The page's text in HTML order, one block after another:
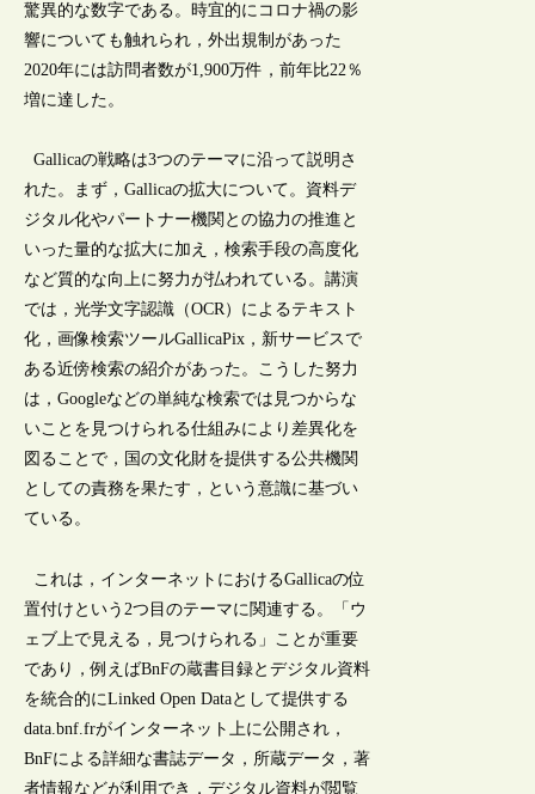
驚異的な数字である。時宜的にコロナ禍の影
響についても触れられ，外出規制があった
2020年には訪問者数が1,900万件，前年比22％
増に達した。
Gallicaの戦略は3つのテーマに沿って説明さ
れた。まず，Gallicaの拡大について。資料デ
ジタル化やパートナー機関との協力の推進と
いった量的な拡大に加え，検索手段の高度化
など質的な向上に努力が払われている。講演
では，光学文字認識（OCR）によるテキスト
化，画像検索ツールGallicaPix，新サービスで
ある近傍検索の紹介があった。こうした努力
は，Googleなどの単純な検索では見つからな
いことを見つけられる仕組みにより差異化を
図ることで，国の文化財を提供する公共機関
としての責務を果たす，という意識に基づい
ている。
これは，インターネットにおけるGallicaの位
置付けという2つ目のテーマに関連する。「ウ
ェブ上で見える，見つけられる」ことが重要
であり，例えばBnFの蔵書目録とデジタル資料
を統合的にLinked Open Dataとして提供する
data.bnf.frがインターネット上に公開され，
BnFによる詳細な書誌データ，所蔵データ，著
者情報などが利用でき，デジタル資料が閲覧